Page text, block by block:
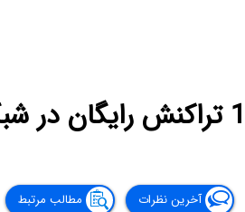
آخرین نظرات مطالب مرتبط